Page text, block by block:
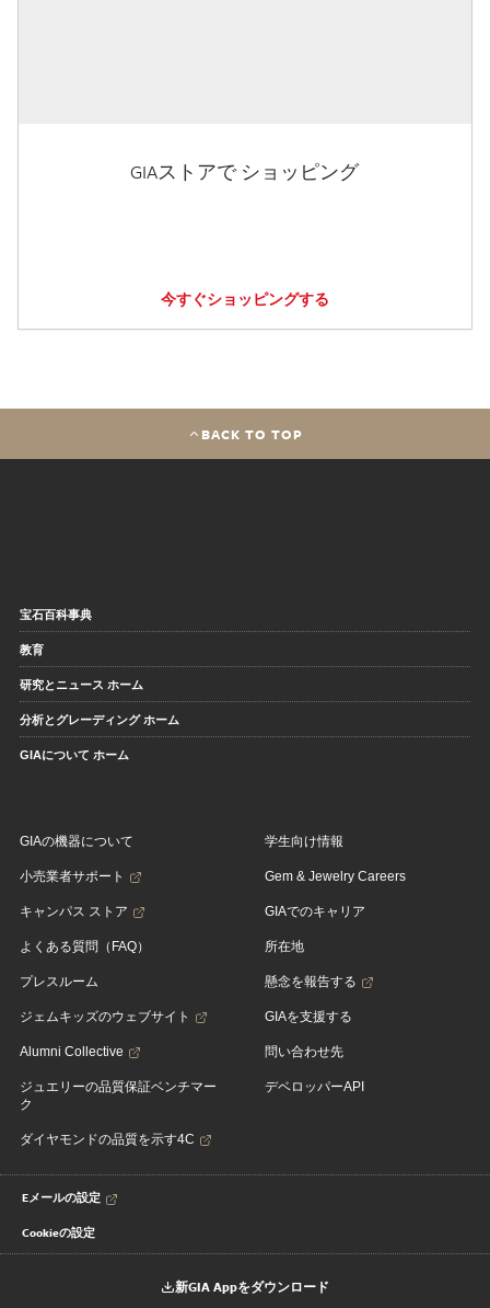
GIAストアで ショッピング
今すぐショッピングする
BACK TO TOP
宝石百科事典
教育
研究とニュース ホーム
分析とグレーディング ホーム
GIAについて ホーム
GIAの機器について
小売業者サポート
キャンパス ストア
よくある質問（FAQ）
プレスルーム
ジェムキッズのウェブサイト
Alumni Collective
ジュエリーの品質保証ベンチマー
ク
ダイヤモンドの品質を示す4C
学生向け情報
Gem & Jewelry Careers
GIAでのキャリア
所在地
懸念を報告する
GIAを支援する
問い合わせ先
デベロッパーAPI
Eメールの設定
Cookieの設定
新GIA Appをダウンロード